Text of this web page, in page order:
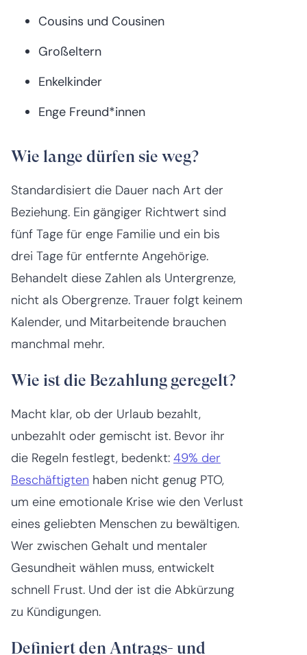
Cousins und Cousinen
Großeltern
Enkelkinder
Enge Freund*innen
Wie lange dürfen sie weg?
Standardisiert die Dauer nach Art der
Beziehung. Ein gängiger Richtwert sind
fünf Tage für enge Familie und ein bis
drei Tage für entfernte Angehörige.
Behandelt diese Zahlen als Untergrenze,
nicht als Obergrenze. Trauer folgt keinem
Kalender, und Mitarbeitende brauchen
manchmal mehr.
Wie ist die Bezahlung geregelt?
Macht klar, ob der Urlaub bezahlt,
unbezahlt oder gemischt ist. Bevor ihr
die Regeln festlegt, bedenkt: 49% der
Beschäftigten haben nicht genug PTO,
um eine emotionale Krise wie den Verlust
eines geliebten Menschen zu bewältigen.
Wer zwischen Gehalt und mentaler
Gesundheit wählen muss, entwickelt
schnell Frust. Und der ist die Abkürzung
zu Kündigungen.
Definiert den Antrags- und